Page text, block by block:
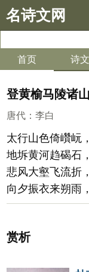
名诗文网
首页 诗文
登黄榆马陵诸
唐代 ： 李白
太行山色倚巑岏
地坼黄河趋碣石
悲风大壑飞流折
向夕振衣来朔雨
赏析